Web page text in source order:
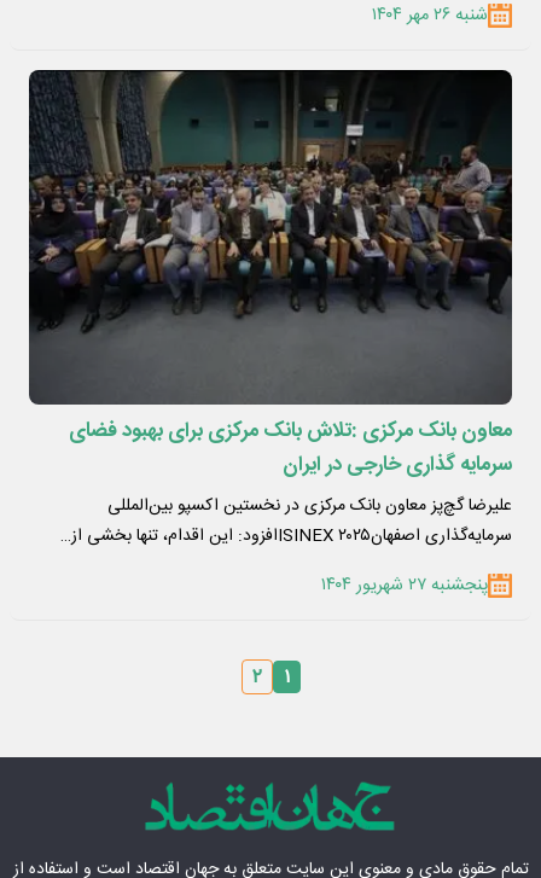
شنبه ۲۶ مهر ۱۴۰۴
معاون بانک مرکزی :تلاش بانک مرکزی برای بهبود فضای
سرمایه گذاری خارجی در ایران
علیرضا گچ‌پز معاون بانک مرکزی در نخستین اکسپو بین‌المللی
سرمایه‌گذاری اصفهانISINEX ۲۰۲۵افزود: این اقدام، تنها بخشی از…
پنجشنبه ۲۷ شهریور ۱۴۰۴
۱ ۲
تمام حقوق مادی‌ و معنوی این سایت متعلق بهجهان اقتصاد است و استفاده از